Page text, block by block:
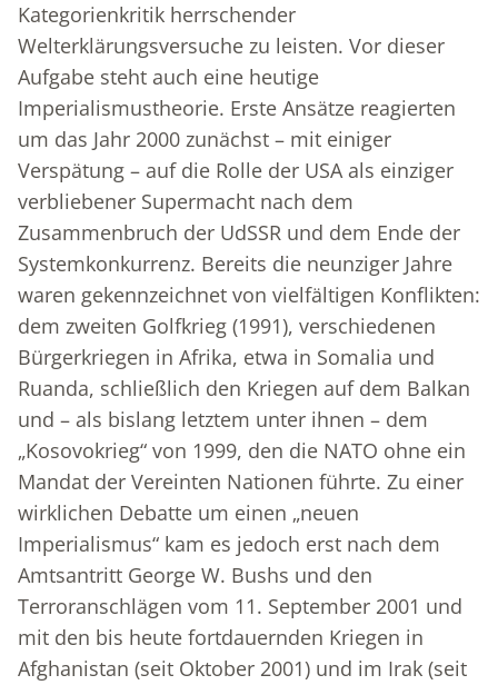
Kategorienkritik herrschender
Welterklärungsversuche zu leisten. Vor dieser
Aufgabe steht auch eine heutige
Imperialismustheorie. Erste Ansätze reagierten
um das Jahr 2000 zunächst – mit einiger
Verspätung – auf die Rolle der USA als einziger
verbliebener Supermacht nach dem
Zusammenbruch der UdSSR und dem Ende der
Systemkonkurrenz. Bereits die neunziger Jahre
waren gekennzeichnet von vielfältigen Konflikten:
dem zweiten Golfkrieg (1991), verschiedenen
Bürgerkriegen in Afrika, etwa in Somalia und
Ruanda, schließlich den Kriegen auf dem Balkan
und – als bislang letztem unter ihnen – dem
„Kosovokrieg“ von 1999, den die NATO ohne ein
Mandat der Vereinten Nationen führte. Zu einer
wirklichen Debatte um einen „neuen
Imperialismus“ kam es jedoch erst nach dem
Amtsantritt George W. Bushs und den
Terroranschlägen vom 11. September 2001 und
mit den bis heute fortdauernden Kriegen in
Afghanistan (seit Oktober 2001) und im Irak (seit